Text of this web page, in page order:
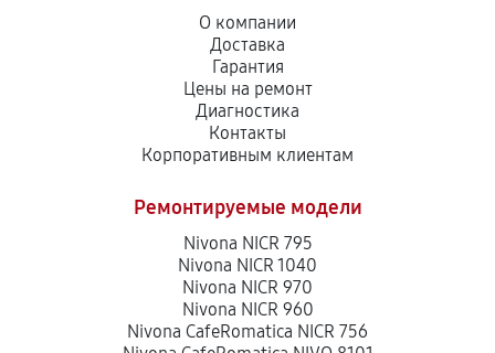
О компании
Доставка
Гарантия
Цены на ремонт
Диагностика
Контакты
Корпоративным клиентам
Ремонтируемые модели
Nivona NICR 795
Nivona NICR 1040
Nivona NICR 970
Nivona NICR 960
Nivona CafeRomatica NICR 756